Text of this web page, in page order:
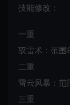
技能修改：
一重
驭雷术：范
二重
雷云风暴：
三重